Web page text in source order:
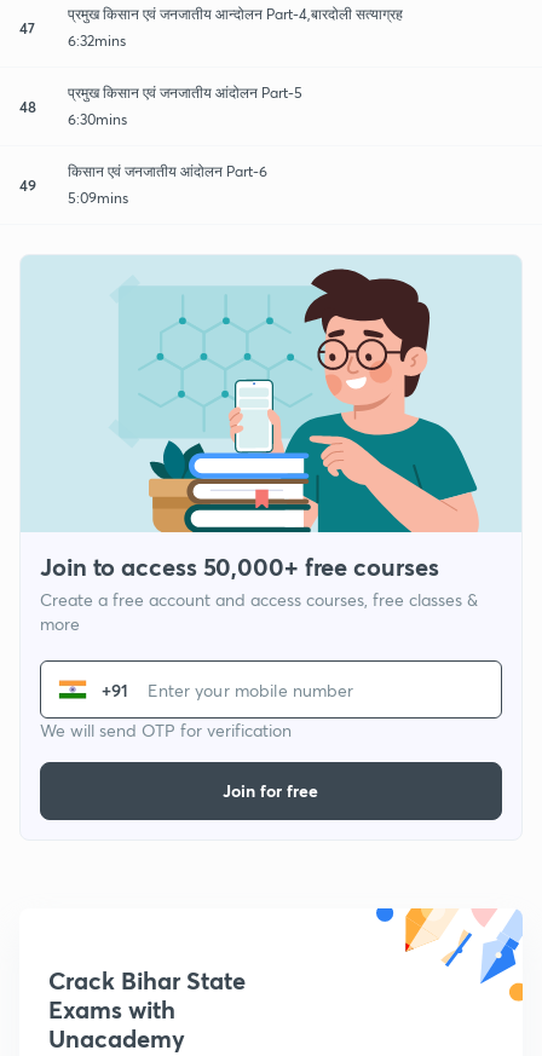
47
प्रमुख किसान एवं जनजातीय आन्दोलन Part-4,बारदोली सत्याग्रह
6:32mins
48
प्रमुख किसान एवं जनजातीय आंदोलन Part-5
6:30mins
49
किसान एवं जनजातीय आंदोलन Part-6
5:09mins
Join to access 50,000+ free courses
Create a free account and access courses, free classes &
more
+91
We will send OTP for verification
Join for free
Crack Bihar State
Exams with
Unacademy